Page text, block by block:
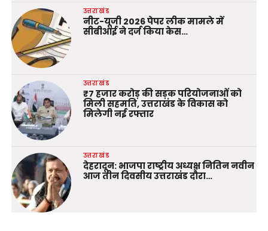
उत्तराखंड
नीट-यूजी 2026 पेपर लीक मामले में
सीबीआई ने दर्ज किया केस…
उत्तराखंड
₹7 हजार करोड़ की सड़क परियोजनाओं को
मिली सहमति, उत्तराखंड के विकास को
मिलेगी नई रफ्तार
उत्तराखंड
देहरादून: भाजपा राष्ट्रीय अध्यक्ष नितिन नवीन
आज तीन दिवसीय उत्तराखंड दौरा…